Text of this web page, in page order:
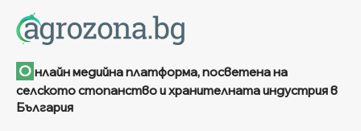
О нлайн медийна платформа, посветена на
селското стопанство и хранителната индустрия в
България